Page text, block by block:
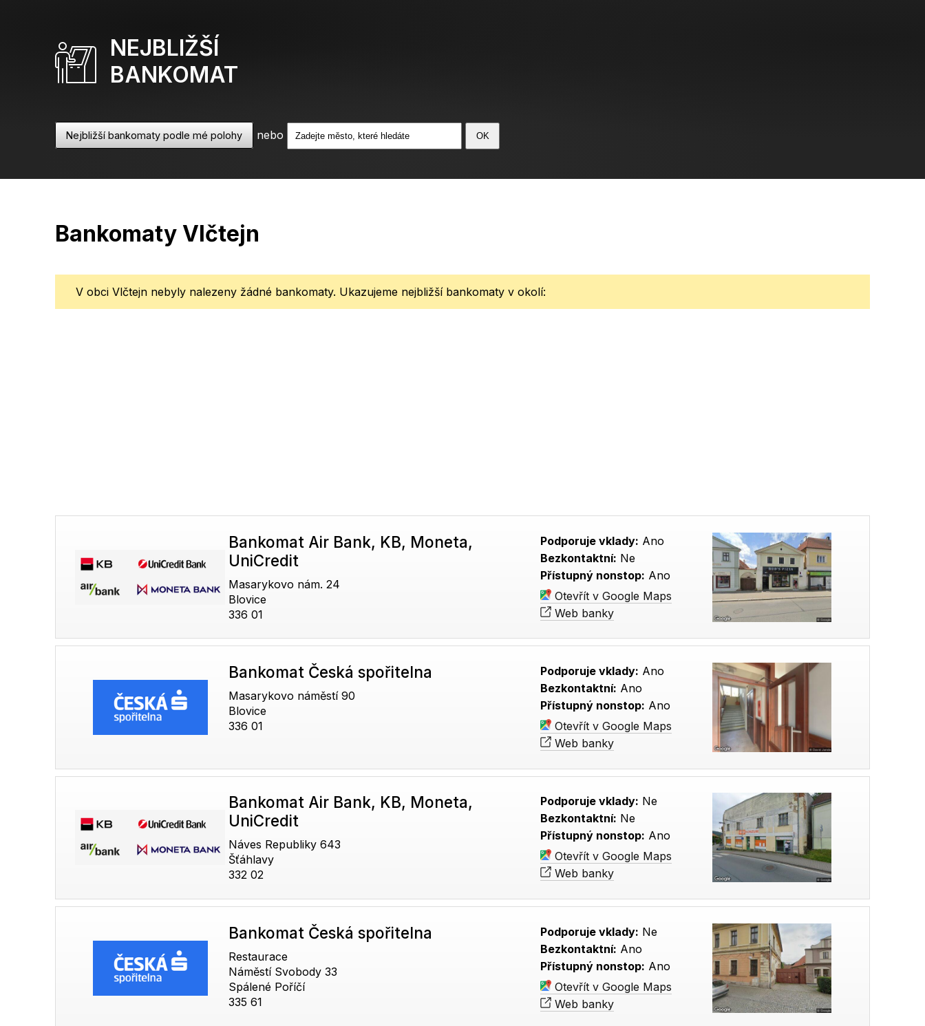
NEJBLIŽŠÍ
BANKOMAT
Nejbližší bankomaty podle mé polohy nebo
Bankomaty Vlčtejn
V obci Vlčtejn nebyly nalezeny žádné bankomaty. Ukazujeme nejbližší bankomaty v okolí:
Bankomat Air Bank, KB, Moneta,
UniCredit
Masarykovo nám. 24
Blovice
336 01
Podporuje vklady: Ano
Bezkontaktní: Ne
Přístupný nonstop: Ano
Otevřít v Google Maps
Web banky
Bankomat Česká spořitelna
Masarykovo náměstí 90
Blovice
336 01
Podporuje vklady: Ano
Bezkontaktní: Ano
Přístupný nonstop: Ano
Otevřít v Google Maps
Web banky
Bankomat Air Bank, KB, Moneta,
UniCredit
Náves Republiky 643
Šťáhlavy
332 02
Podporuje vklady: Ne
Bezkontaktní: Ne
Přístupný nonstop: Ano
Otevřít v Google Maps
Web banky
Bankomat Česká spořitelna
Restaurace
Náměstí Svobody 33
Spálené Poříčí
335 61
Podporuje vklady: Ne
Bezkontaktní: Ano
Přístupný nonstop: Ano
Otevřít v Google Maps
Web banky